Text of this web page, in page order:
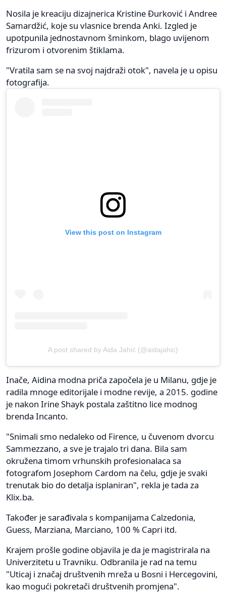
Nosila je kreaciju dizajnerica Kristine Đurković i Andree
Samardžić, koje su vlasnice brenda Anki. Izgled je
upotpunila jednostavnom šminkom, blago uvijenom
frizurom i otvorenim štiklama.
"Vratila sam se na svoj najdraži otok", navela je u opisu
fotografija.
View this post on Instagram
A post shared by Aida Jahić (@aidajahic)
Inače, Aidina modna priča započela je u Milanu, gdje je
radila mnoge editorijale i modne revije, a 2015. godine
je nakon Irine Shayk postala zaštitno lice modnog
brenda Incanto.
"Snimali smo nedaleko od Firence, u čuvenom dvorcu
Sammezzano, a sve je trajalo tri dana. Bila sam
okružena timom vrhunskih profesionalaca sa
fotografom Josephom Cardom na čelu, gdje je svaki
trenutak bio do detalja isplaniran", rekla je tada za
Klix.ba.
Također je sarađivala s kompanijama Calzedonia,
Guess, Marziana, Marciano, 100 % Capri itd.
Krajem prošle godine objavila je da je magistrirala na
Univerzitetu u Travniku. Odbranila je rad na temu
"Uticaj i značaj društvenih mreža u Bosni i Hercegovini,
kao mogući pokretači društvenih promjena".